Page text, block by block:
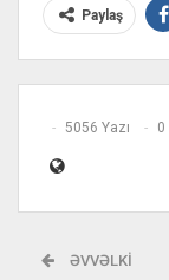
Paylaş
5056 Yazı 0
ƏVVƏLKI